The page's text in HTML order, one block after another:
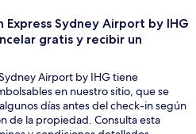
Express Sydney Airport by IHG
gratis y recibir un
Airport by IHG tiene
en nuestro sitio, que se
días antes del check-in según
de la propiedad. Consulta esta